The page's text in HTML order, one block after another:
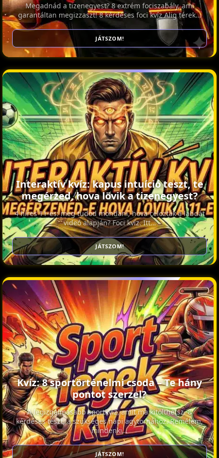
Megadnád a tizenegyest? 8 extrém fociszabály, ami
garantáltan megizzaszt! 8 kérdéses foci kvíz Alig térek…
JÁTSZOM!
Interaktív kvíz: kapus intuíció teszt, te
megérzed, hova lövik a tizenegyest?
4 híres 11-es: meg tudod mondani, hova célozták a labdát
videó alapján? Foci kvíz. Itt…
JÁTSZOM!
Kvíz: 8 sportörténelmi csoda – Te hány
pontot szerzel?
A legizgalmasabb sportkvíz, amit ma kitölthetsz. 8
kérdéses teszt, a szükséges napi agytornához. Remélem,
mindenki…
JÁTSZOM!